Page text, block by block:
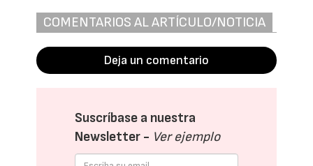
COMENTARIOS AL ARTÍCULO/NOTICIA
Deja un comentario
Suscríbase a nuestra
Newsletter - Ver ejemplo